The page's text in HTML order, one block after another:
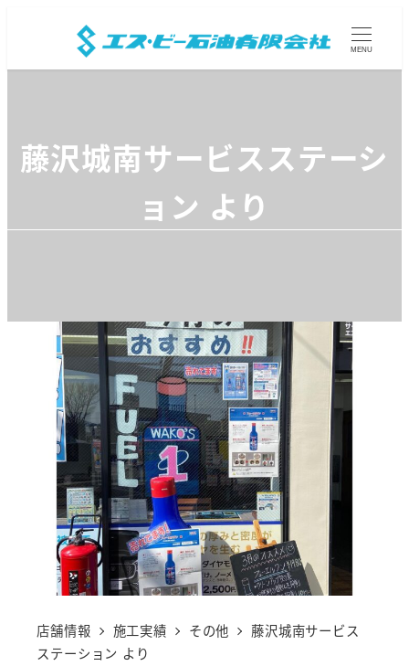
MENU
藤沢城南サービスステーシ
ョン より
店舗情報 施工実績 その他
藤沢城南サービス
ステーション より